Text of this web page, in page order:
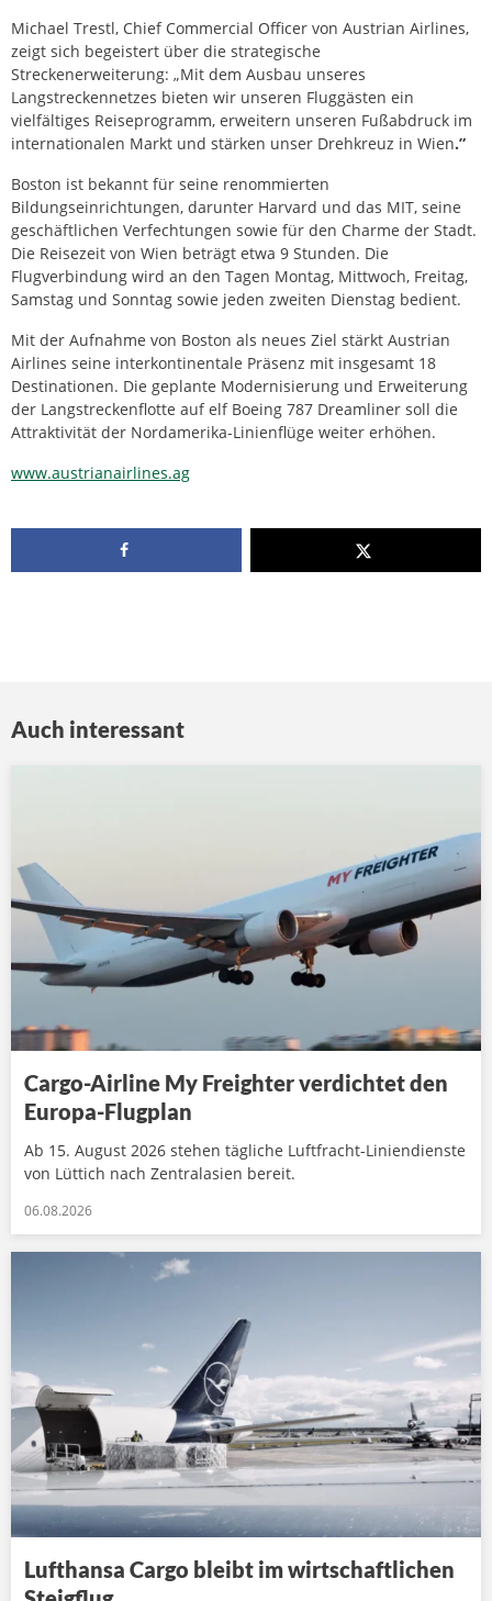
Michael Trestl, Chief Commercial Officer von Austrian Airlines,
zeigt sich begeistert über die strategische
Streckenerweiterung: „Mit dem Ausbau unseres
Langstreckennetzes bieten wir unseren Fluggästen ein
vielfältiges Reiseprogramm, erweitern unseren Fußabdruck im
internationalen Markt und stärken unser Drehkreuz in Wien.”
Boston ist bekannt für seine renommierten
Bildungseinrichtungen, darunter Harvard und das MIT, seine
geschäftlichen Verfechtungen sowie für den Charme der Stadt.
Die Reisezeit von Wien beträgt etwa 9 Stunden. Die
Flugverbindung wird an den Tagen Montag, Mittwoch, Freitag,
Samstag und Sonntag sowie jeden zweiten Dienstag bedient.
Mit der Aufnahme von Boston als neues Ziel stärkt Austrian
Airlines seine interkontinentale Präsenz mit insgesamt 18
Destinationen. Die geplante Modernisierung und Erweiterung
der Langstreckenflotte auf elf Boeing 787 Dreamliner soll die
Attraktivität der Nordamerika-Linienflüge weiter erhöhen.
www.austrianairlines.ag
Auch interessant
Cargo-Airline My Freighter verdichtet den
Europa-Flugplan
Ab 15. August 2026 stehen tägliche Luftfracht-Liniendienste
von Lüttich nach Zentralasien bereit.
06.08.2026
Lufthansa Cargo bleibt im wirtschaftlichen